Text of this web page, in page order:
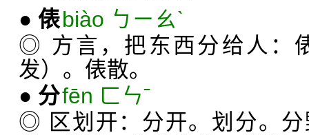
● 俵biào ㄅㄧㄠˋ
◎ 方言，把东西分给人：
发）。俵散。
● 分fēn ㄈㄣˉ
◎ 区划开：分开。划分。